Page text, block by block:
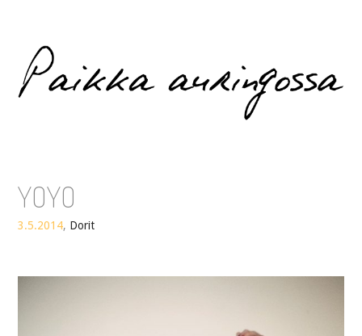
YOYO
3.5.2014, Dorit